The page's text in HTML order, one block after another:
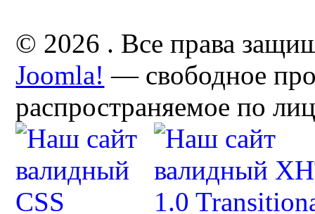
© 2026 . Все права
Joomla! — свободное
распространяемое по